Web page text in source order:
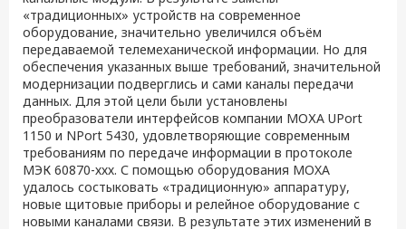
«традиционных» устройств на современное
оборудование, значительно увеличился объём
передаваемой телемеханической информации. Но для
обеспечения указанных выше требований, значительной
модернизации подверглись и сами каналы передачи
данных. Для этой цели были установлены
преобразователи интерфейсов компании МОХА UPort
1150 и NPort 5430, удовлетворяющие современным
требованиям по передаче информации в протоколе
МЭК 60870-ххх. С помощью оборудования MOXA
удалось состыковать «традиционную» аппаратуру,
новые щитовые приборы и релейное оборудование с
новыми каналами связи. В результате этих изменений в